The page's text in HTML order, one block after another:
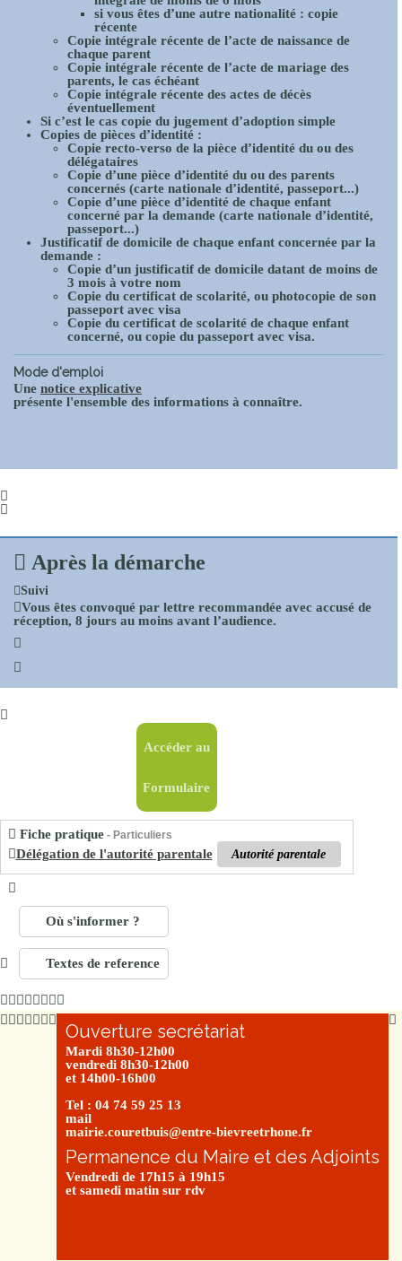
si vous êtes d’une autre nationalité : copie
récente
Copie intégrale récente de l’acte de naissance de
chaque parent
Copie intégrale récente de l’acte de mariage des
parents, le cas échéant
Copie intégrale récente des actes de décès
éventuellement
Si c’est le cas copie du jugement d’adoption simple
Copies de pièces d’identité :
Copie recto-verso de la pièce d’identité du ou des
délégataires
Copie d’une pièce d’identité du ou des parents
concernés (carte nationale d’identité, passeport...)
Copie d’une pièce d’identité de chaque enfant
concerné par la demande (carte nationale d’identité,
passeport...)
Justificatif de domicile de chaque enfant concernée par la
demande :
Copie d’un justificatif de domicile datant de moins de
3 mois à votre nom
Copie du certificat de scolarité, ou photocopie de son
passeport avec visa
Copie du certificat de scolarité de chaque enfant
concerné, ou copie du passeport avec visa.
Mode d'emploi
Une notice explicative
présente l'ensemble des informations à connaître.
Après la démarche
Suivi
Vous êtes convoqué par lettre recommandée avec accusé de
réception, 8 jours au moins avant l’audience.
Accéder au
Formulaire
Fiche pratique- Particuliers
Délégation de l'autorité parentale Autorité parentale
Où s'informer ?
Textes de reference
Ouverture secrétariat
Mardi 8h30-12h00
vendredi 8h30-12h00
et 14h00-16h00
Tel : 04 74 59 25 13
mail
mairie.couretbuis@entre-bievreetrhone.fr
Permanence du Maire et des Adjoints
Vendredi de 17h15 à 19h15
et samedi matin sur rdv